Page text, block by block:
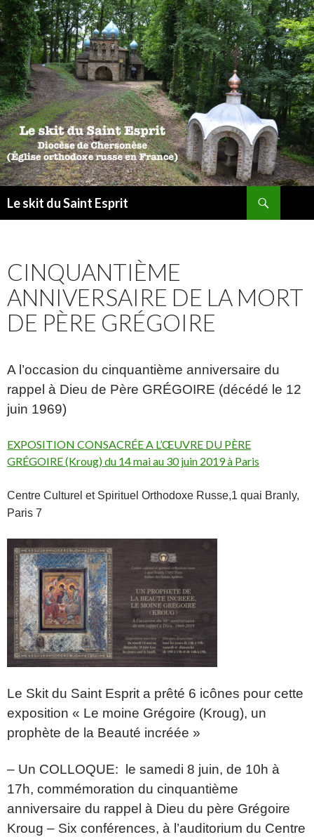
Le skit du Saint Esprit
CINQUANTIÈME
ANNIVERSAIRE DE LA MORT
DE PÈRE GRÉGOIRE
A l’occasion du cinquantième anniversaire du
rappel à Dieu de Père GRÉGOIRE (décédé le 12
juin 1969)
EXPOSITION CONSACRÉE A L’ŒUVRE DU PÈRE
GRÉGOIRE (Kroug) du 14 mai au 30 juin 2019 à Paris
Centre Culturel et Spirituel Orthodoxe Russe,1 quai Branly,
Paris 7
Le Skit du Saint Esprit a prêté 6 icônes pour cette
exposition « Le moine Grégoire (Kroug), un
prophète de la Beauté incréée »
– Un COLLOQUE: le samedi 8 juin, de 10h à
17h, commémoration du cinquantième
anniversaire du rappel à Dieu du père Grégoire
Kroug – Six conférences, à l’auditorium du Centre